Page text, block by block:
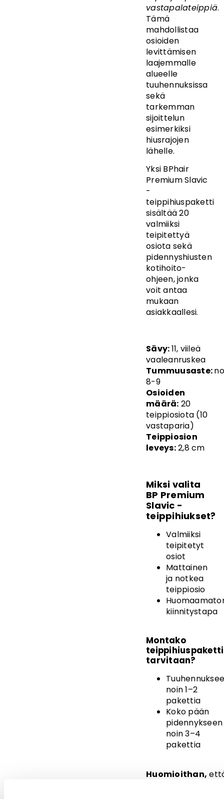
vastapalateippiä.
Tämä
mahdollistaa
osioiden
levittämisen
laajemmalle
alueelle
tuuhennuksissa
sekä
tarkemman
sijoittelun
esimerkiksi
hiusrajojen
lähelle.
Yksi BPhair
Premium Slavic
-
teippihiuspaketti
sisältää 20
valmiiksi
teipitettyä
osiota sekä
pidennyshiusten
kotihoito-
ohjeen, jonka
voit antaa
mukaan
asiakkaallesi.
Sävy:11, viileä
vaaleanruskea
Tummuusaste:
8-9
Osioiden
määrä: 20
teippiosiota (10
vastaparia)
Teippiosion
leveys:2,8 cm
Miksi valita
BP Premium
Slavic -
teippihiukset?
Valmiiksi
teipitetyt
osiot
Mattainen
ja notkea
teippiosio
kiinnitystapa
Montako
tarvitaan?
noin 1–2
pakettia
Koko pään
pidennykseen
noin 3–4
pakettia
Huomioithan,